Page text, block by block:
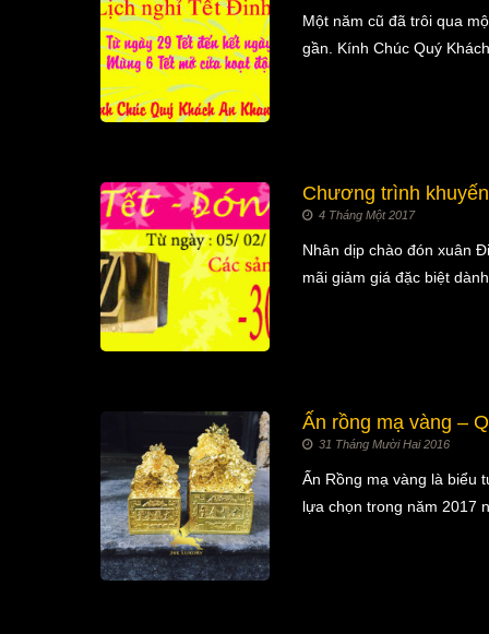
Một năm cũ đã trôi qua
gần. Kính Chúc Quý
Chương trình
4 Tháng Một 2017
Nhân dịp chào đón xuân
mãi giảm giá đặc biệt
Ấn rồng mạ vàng –
31 Tháng Mười Hai 2016
Ấn Rồng mạ vàng là biểu
lựa chọn trong năm 2017